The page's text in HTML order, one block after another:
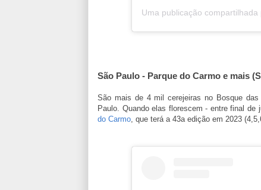
São Paulo - Parque do Carmo e mais
São mais de 4 mil cerejeiras no Bosque
Paulo. Quando elas florescem - entre final
do Carmo, que terá a 43a edição em 2023